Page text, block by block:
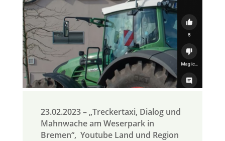
23.02.2023 – „Treckertaxi, Dialog und
Mahnwache am Weserpark in
Bremen“, Youtube Land und Region